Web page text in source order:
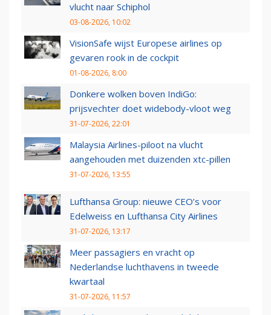
vlucht naar Schiphol
03-08-2026, 10:02
VisionSafe wijst Europese airlines op
gevaren rook in de cockpit
01-08-2026, 8:00
Donkere wolken boven IndiGo:
prijsvechter doet widebody-vloot weg
31-07-2026, 22:01
Malaysia Airlines-piloot na vlucht
aangehouden met duizenden xtc-pillen
31-07-2026, 13:55
Lufthansa Group: nieuwe CEO’s voor
Edelweiss en Lufthansa City Airlines
31-07-2026, 13:17
Meer passagiers en vracht op
Nederlandse luchthavens in tweede
kwartaal
31-07-2026, 11:57